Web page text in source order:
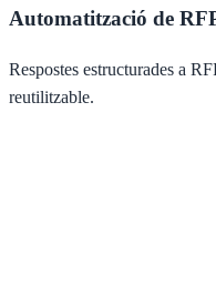
Automatització de
Respostes estructurades a
reutilitzable.